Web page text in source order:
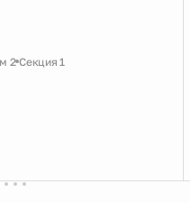
2 Секция 1